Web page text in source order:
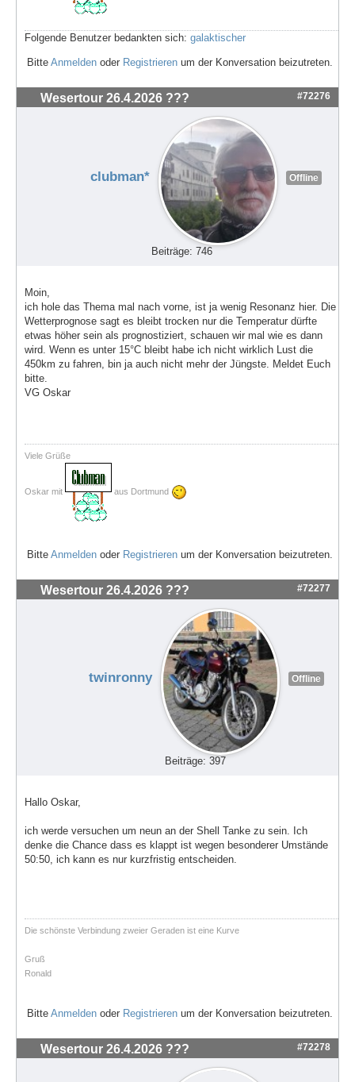
Folgende Benutzer bedankten sich: galaktischer
Bitte Anmelden oder Registrieren um der Konversation beizutreten.
Wesertour 26.4.2026 ??? #72276
clubman* Offline
Beiträge: 746
Moin,
ich hole das Thema mal nach vorne, ist ja wenig Resonanz hier. Die
Wetterprognose sagt es bleibt trocken nur die Temperatur dürfte
etwas höher sein als prognostiziert, schauen wir mal wie es dann
wird. Wenn es unter 15°C bleibt habe ich nicht wirklich Lust die
450km zu fahren, bin ja auch nicht mehr der Jüngste. Meldet Euch
bitte.
VG Oskar
Viele Grüße
Oskar mit aus Dortmund
Bitte Anmelden oder Registrieren um der Konversation beizutreten.
Wesertour 26.4.2026 ??? #72277
twinronny Offline
Beiträge: 397
Hallo Oskar,
ich werde versuchen um neun an der Shell Tanke zu sein. Ich
denke die Chance dass es klappt ist wegen besonderer Umstände
50:50, ich kann es nur kurzfristig entscheiden.
Die schönste Verbindung zweier Geraden ist eine Kurve
Gruß
Ronald
Bitte Anmelden oder Registrieren um der Konversation beizutreten.
Wesertour 26.4.2026 ??? #72278